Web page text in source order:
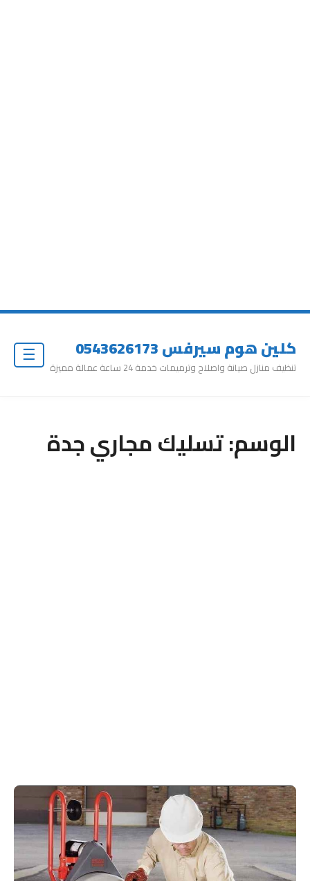
كلين هوم سيرفس 0543626173
تنظيف منازل صيانة واصلاح وترميمات خدمة 24 ساعة عمالة مميزة
الوسم:تسليك مجاري جدة